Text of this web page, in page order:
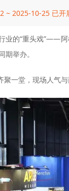
~ 2025-10-25 已开
业的“重头戏”——阿
举办。
一堂，现场人气与